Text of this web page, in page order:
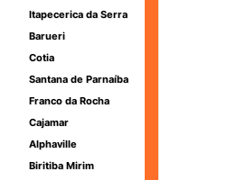
Itapecerica da Serra
Barueri
Cotia
Santana de Parnaíba
Franco da Rocha
Cajamar
Alphaville
Biritiba Mirim